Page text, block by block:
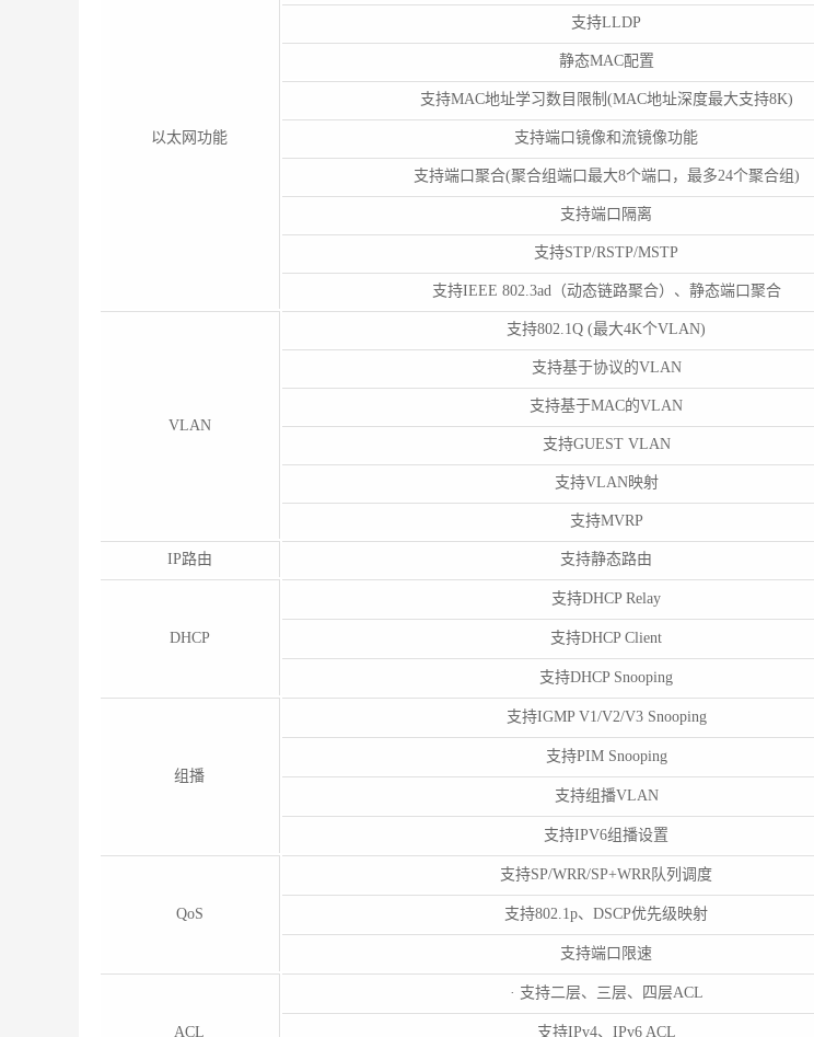
以太网功能
支持LLDP
静态MAC配置
支持MAC地址学习数目限制(MAC地址深度最大支持8K)
支持端口镜像和流镜像功能
支持端口聚合(聚合组端口最大8个端口，最多24个聚合组)
支持端口隔离
支持STP/RSTP/MSTP
支持IEEE 802.3ad（动态链路聚合）、静态端口聚合
VLAN
支持802.1Q (最大4K个VLAN)
支持基于协议的VLAN
支持基于MAC的VLAN
支持GUEST VLAN
支持VLAN映射
支持MVRP
IP路由 支持静态路由
DHCP
支持DHCP Relay
支持DHCP Client
支持DHCP Snooping
组播
支持IGMP V1/V2/V3 Snooping
支持PIM Snooping
支持组播VLAN
支持IPV6组播设置
QoS
支持SP/WRR/SP+WRR队列调度
支持802.1p、DSCP优先级映射
支持端口限速
ACL
· 支持二层、三层、四层ACL
支持IPv4、IPv6 ACL